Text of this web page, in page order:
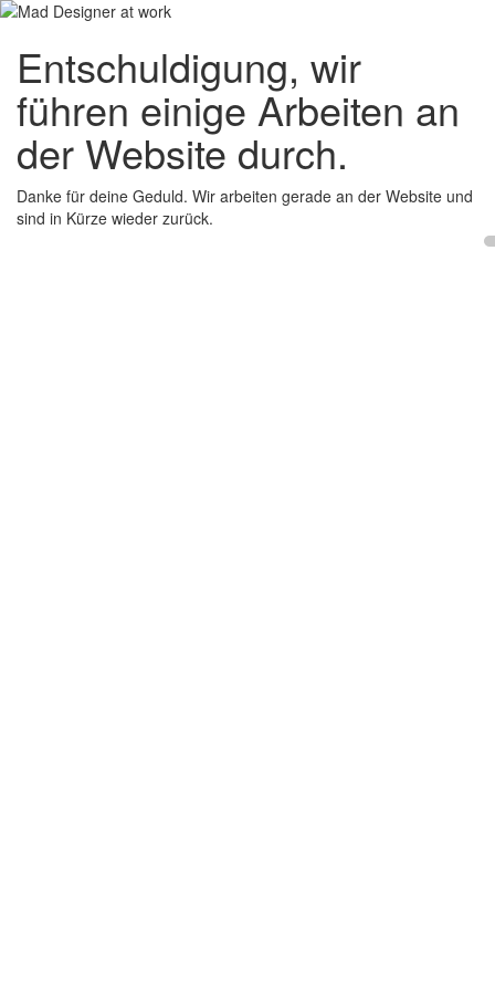
Entschuldigung, wir
führen einige Arbeiten an
der Website durch.
Danke für deine Geduld. Wir arbeiten gerade an der Website und
sind in Kürze wieder zurück.